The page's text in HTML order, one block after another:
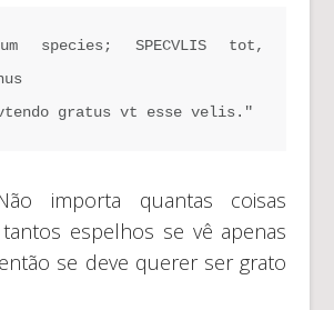
species; SPECVLIS tot,
gratus vt esse velis."
importa quantas coisas
espelhos se vê apenas
se deve querer ser grato